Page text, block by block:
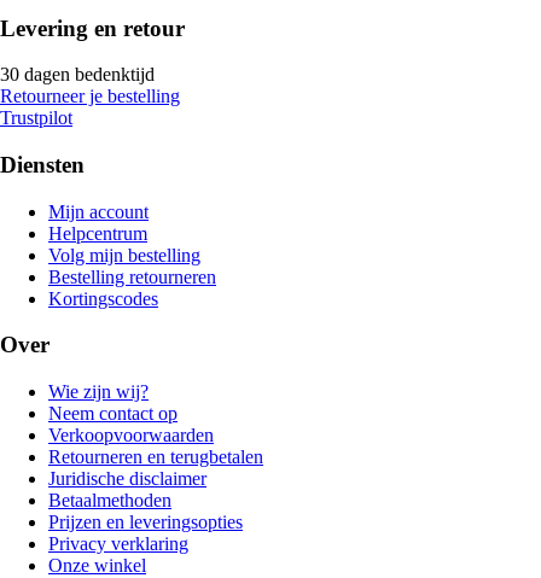
Levering en retour
30 dagen bedenktijd
Retourneer je bestelling
Trustpilot
Diensten
Mijn account
Helpcentrum
Volg mijn bestelling
Bestelling retourneren
Kortingscodes
Over
Wie zijn wij?
Neem contact op
Verkoopvoorwaarden
Retourneren en terugbetalen
Juridische disclaimer
Betaalmethoden
Prijzen en leveringsopties
Privacy verklaring
Onze winkel